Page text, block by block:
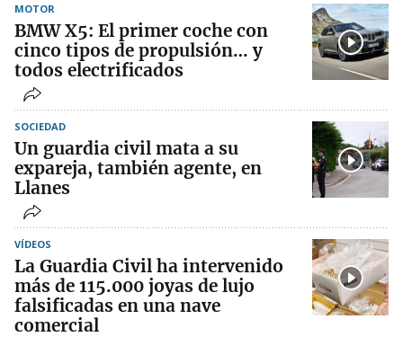
MOTOR
BMW X5: El primer coche con
cinco tipos de propulsión… y
todos electrificados
SOCIEDAD
Un guardia civil mata a su
expareja, también agente, en
Llanes
VÍDEOS
La Guardia Civil ha intervenido
más de 115.000 joyas de lujo
falsificadas en una nave
comercial